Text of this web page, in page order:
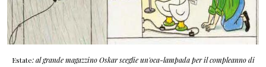
Estate: al grande magazzino Oskar sceglie un'oca-lampada per il compleanno di